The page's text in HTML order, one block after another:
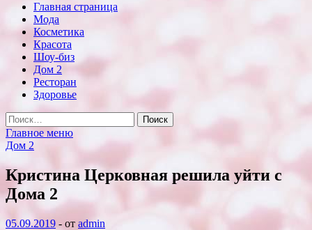
Главная страница
Мода
Косметика
Красота
Шоу-биз
Дом 2
Ресторан
Здоровье
Найти:
Главное меню
Дом 2
Кристина Церковная решила уйти с
Дома 2
05.09.2019 - от admin